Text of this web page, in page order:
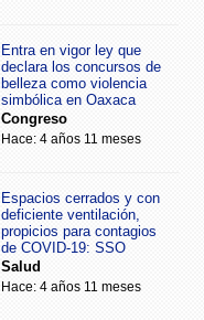
Entra en vigor ley que
declara los concursos de
belleza como violencia
simbólica en Oaxaca
Congreso
Hace: 4 años 11 meses
Espacios cerrados y con
deficiente ventilación,
propicios para contagios
de COVID-19: SSO
Salud
Hace: 4 años 11 meses